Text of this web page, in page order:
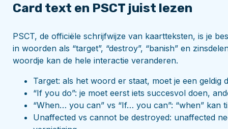
Card text en PSCT juist lezen
PSCT, de officiële schrijfwijze van kaartteksten, is je
in woorden als “target”, “destroy”, “banish” en
woordje kan de hele interactie veranderen.
Target: als het woord er staat, moet je een geldig
“If you do”: je moet eerst iets succesvol doen,
“When… you can” vs “If… you can”: “when” kan
Unaffected vs cannot be destroyed: unaffected